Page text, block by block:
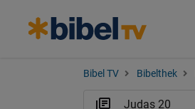
Bibel TV Bibelthek